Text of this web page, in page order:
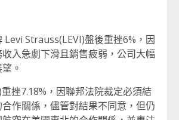
Levi Strauss(LEVI)盤後重挫6%，因
入急劇下滑且銷售疲弱，公司大幅
。
挫7.18%，因聯邦法院裁定必須結
作關係，儘管對結果不同意，但仍